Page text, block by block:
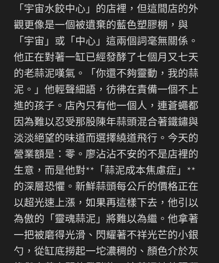
「宇宙水餃中心」的店裡，但這間店的外
觀更像是一個被遺棄的藍色塑膠棚，與
「宇宙」或「中心」這兩個詞毫無關係。
他正在對著一缸已經發酵了七個月又七天
的老蒜泥嘆氣。「你還不夠靈動，我的蒜
泥。」他輕聲細語，彷彿在責備一個不上
進的孩子。店內只有他一個人，連蒼蠅都
因為難以忍受那股陳年蒜頭混合著鐵鏽與
淡淡絕望的味道而選擇繞道飛行。今天的
營業額是：零。廖沾沾不安的不是店裡的
生意，而是他對**「蒜泥成本焦慮症」**
的深層恐懼。新鮮蒜頭每公斤的價格正在
以超光速上漲，如果再這樣下去，他引以
為傲的「靈魂蒜泥」將難以為繼。他拿著
一把被磨得光滑、閃耀著不祥光芒的小銀
勺，從缸底撈起一坨濃稠的、顏色介於灰